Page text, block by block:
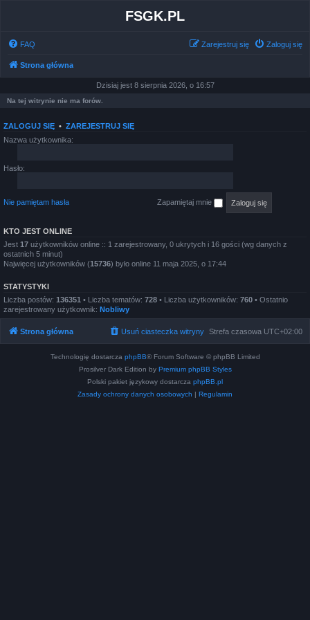
FSGK.PL
FAQ Zaloguj się
Zarejestruj się
Strona główna
Dzisiaj jest 8 sierpnia 2026, o 16:57
Na tej witrynie nie ma forów.
ZALOGUJ SIĘ • ZAREJESTRUJ SIĘ
Nazwa użytkownika:
Hasło:
Nie pamiętam hasła Zapamiętaj mnie
KTO JEST ONLINE
Jest 17 użytkowników online :: 1 zarejestrowany, 0 ukrytych i 16 gości (wg danych z
ostatnich 5 minut)
Najwięcej użytkowników (15736) było online 11 maja 2025, o 17:44
STATYSTYKI
Liczba postów: 136351 • Liczba tematów: 728 • Liczba użytkowników: 760 • Ostatnio
zarejestrowany użytkownik: Nobliwy
Strona główna Strefa czasowa UTC+02:00
Usuń ciasteczka witryny
Technologię dostarcza phpBB® Forum Software © phpBB Limited
Prosilver Dark Edition by Premium phpBB Styles
Polski pakiet językowy dostarcza phpBB.pl
Zasady ochrony danych osobowych | Regulamin